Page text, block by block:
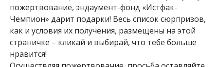
пожертвование, эндаумент-фонд «Истфак-
Чемпион» дарит подарки! Весь список сюрпризов,
как и условия их получения, размещены на этой
страничке – кликай и выбирай, что тебе больше
нравится!